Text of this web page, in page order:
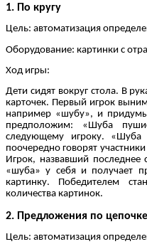
1. По кругу
Цель: автоматизация
Оборудование: картинки с
Ход игры:
Дети сидят вокруг стола. В
карточек. Первый игрок
например «шубу», и
предположим: «Шуба
следующему игроку.
поочередно говорят
Игрок, назвавший последнее
«шуба» у себя и получает
картинку. Победителем
количества картинок.
2. Предложения по цепочке
Цель: автоматизация